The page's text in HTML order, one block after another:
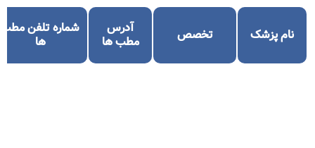
نام پزشک تخصص
آدرس
مطب ها
شماره تلفن مطب
ها